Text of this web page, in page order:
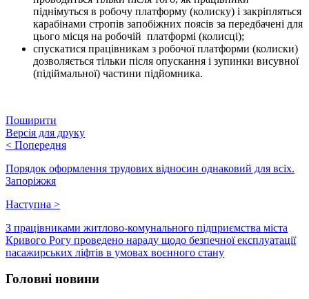
піднімуться в робочу платформу (колиску) і закріпляться
карабінами стропів запобіжних поясів за передбачені для
цього місця на робочій платформі (колисці);
спускатися працівникам з робочої платформи (колиски)
дозволяється тільки після опускання і зупинки висувної
(підіймальної) частини підйомника.
Поширити
Версія для друку
< Попередня
Порядок оформлення трудових відносин однаковий для всіх.
Запоріжжя
Наступна >
З працівниками житлово-комунального підприємства міста
Кривого Рогу проведено нараду щодо безпечної експлуатації
пасажирських ліфтів в умовах воєнного стану
Головні новини